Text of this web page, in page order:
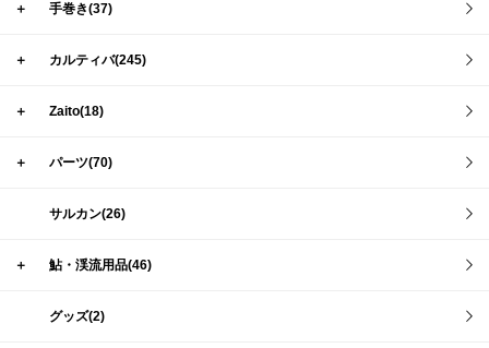
＋ 手巻き(37)
＋ カルティバ(245)
＋ Zaito(18)
＋ パーツ(70)
サルカン(26)
＋ 鮎・渓流用品(46)
グッズ(2)